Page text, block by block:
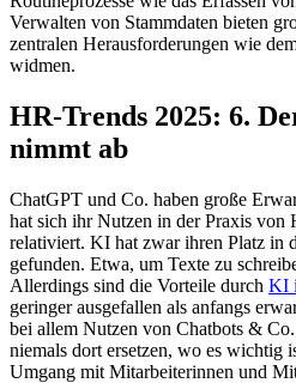
Verwalten von Stammdaten bieten
zentralen Herausforderungen wie
widmen.
HR-Trends 2025: 6.
nimmt ab
ChatGPT und Co. haben große
hat sich ihr Nutzen in der Praxis
relativiert. KI hat zwar ihren Platz in
gefunden. Etwa, um Texte zu
Allerdings sind die Vorteile durch KI
geringer ausgefallen als anfangs
bei allem Nutzen von Chatbots &
niemals dort ersetzen, wo es wichtig
Umgang mit Mitarbeiterinnen und